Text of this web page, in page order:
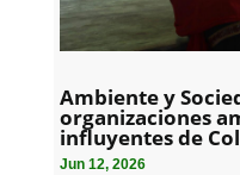
Ambiente y
organizaciones
influyentes de
Jun 12, 2026